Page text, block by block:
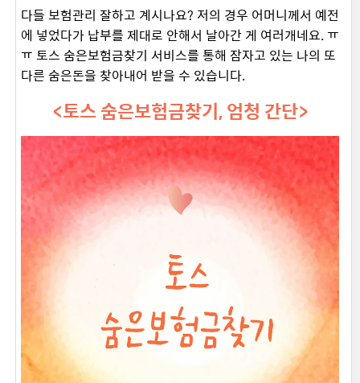
다들 보험관리 잘하고 계시나요? 저의 경우 어머니께서 예전
에 넣었다가 납부를 제대로 안해서 날아간 게 여러개네요. ㅠ
ㅠ 토스 숨은보험금찾기 서비스를 통해 잠자고 있는 나의 또
다른 숨은돈을 찾아내어 받을 수 있습니다.
<토스 숨은보험금찾기, 엄청 간단>